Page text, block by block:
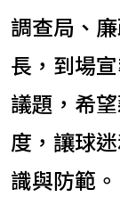
調查局、
長，到場
議題，希
度，讓球
識與防範。